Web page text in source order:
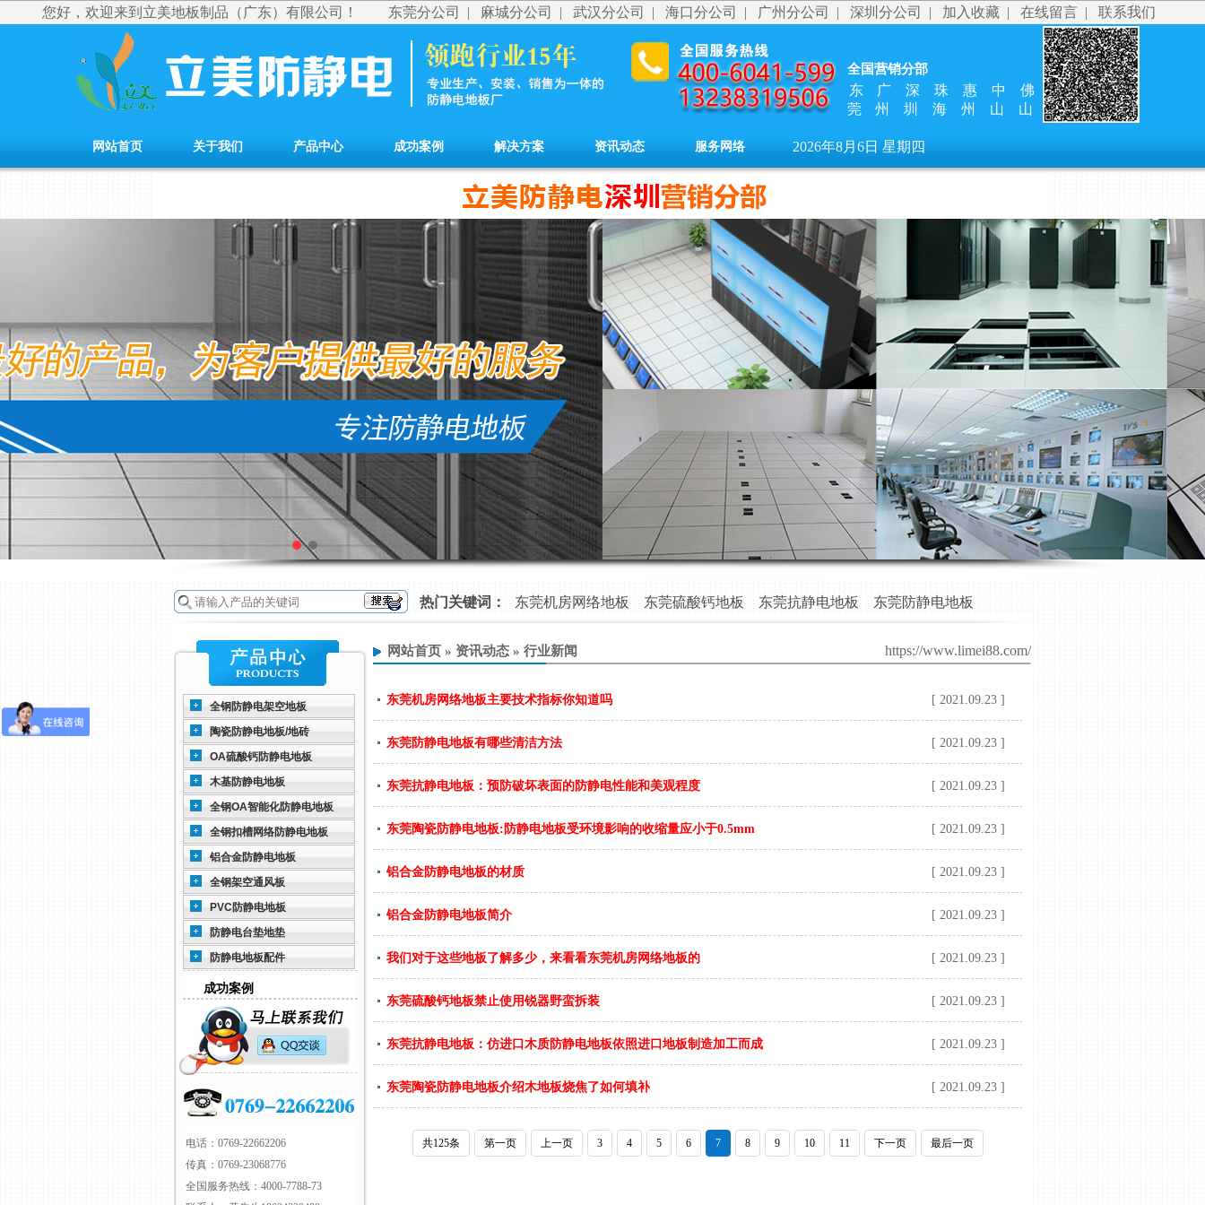
东莞分公司 | 麻城分公司 | 武汉分公司 | 海口分公司 | 广州分公司 | 深圳分公司 | 加入收藏 | 在线留言 | 联系我们
您好，欢迎来到立美地板制品（广东）有限公司！
全国营销分部
东
莞
广
州
深
圳
珠
海
惠
州
中
山
佛
山
网站首页 关于我们 产品中心 成功案例 解决方案 资讯动态 服务网络 2026年8月6日 星期四
热门关键词： 东莞机房网络地板 东莞硫酸钙地板 东莞抗静电地板 东莞防静电地板
东莞陶瓷防静电地板 铝合金防静电地板
全钢防静电架空地板
陶瓷防静电地板/地砖
OA硫酸钙防静电地板
木基防静电地板
全钢OA智能化防静电地板
全钢扣槽网络防静电地板
铝合金防静电地板
全钢架空通风板
PVC防静电地板
防静电台垫地垫
防静电地板配件
成功案例
电话：0769-22662206
传真：0769-23068776
全国服务热线：4000-7788-73
网站首页 » 资讯动态 » 行业新闻 https://www.limei88.com/
[ 2021.09.23 ]
东莞机房网络地板主要技术指标你知道吗
[ 2021.09.23 ]
东莞防静电地板有哪些清洁方法
[ 2021.09.23 ]
东莞抗静电地板：预防破坏表面的防静电性能和美观程度
[ 2021.09.23 ]
东莞陶瓷防静电地板:防静电地板受环境影响的收缩量应小于0.5mm
[ 2021.09.23 ]
铝合金防静电地板的材质
[ 2021.09.23 ]
铝合金防静电地板简介
[ 2021.09.23 ]
我们对于这些地板了解多少，来看看东莞机房网络地板的
[ 2021.09.23 ]
东莞硫酸钙地板禁止使用锐器野蛮拆装
[ 2021.09.23 ]
东莞抗静电地板：仿进口木质防静电地板依照进口地板制造加工而成
[ 2021.09.23 ]
东莞陶瓷防静电地板介绍木地板烧焦了如何填补
共125条 第一页 上一页 3 4 5 6 7 8 9 10 11 下一页 最后一页